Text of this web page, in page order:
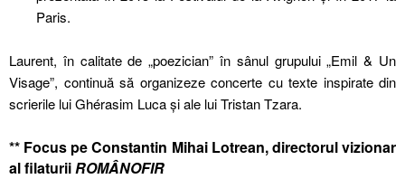
Paris.
Laurent, în calitate de „poezician” în sânul grupului „Emil & Un
Visage”, continuă să organizeze concerte cu texte inspirate din
scrierile lui Ghérasim Luca și ale lui Tristan Tzara.
** Focus peConstantin Mihai Lotrean, directorul vizionar
al filaturii ROMÂNOFIR